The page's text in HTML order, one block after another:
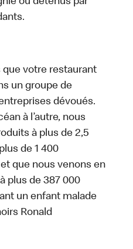
votre restaurant
un groupe de
dévoués.
à l’autre, nous
à plus de 2,5
de 1 400
que nous venons en
plus de 387 000
un enfant malade
Ronald